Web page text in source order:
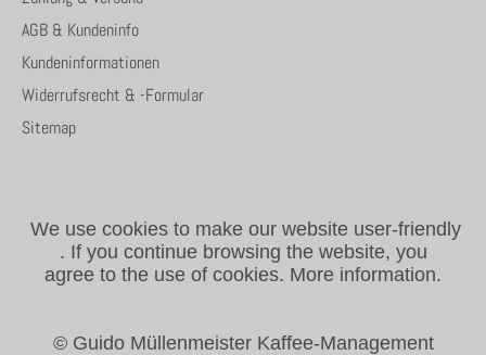
AGB & Kundeninfo
Kundeninformationen
Widerrufsrecht & -Formular
Sitemap
We use cookies to make our website user-friendly
. If you continue browsing the website, you
agree to the use of cookies. More information.
© Guido Müllenmeister Kaffee-Management